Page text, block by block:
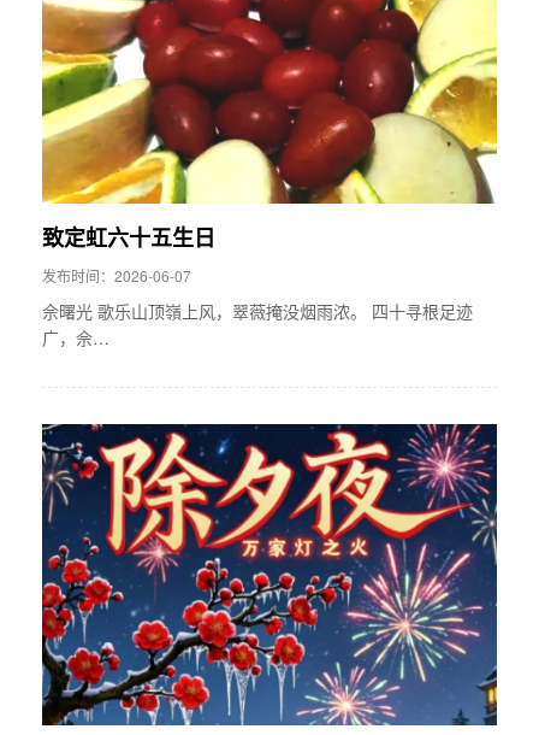
致定虹六十五生日
发布时间：2026-06-07
佘曙光 歌乐山顶嶺上风，翠薇掩没烟雨浓。 四十寻根足迹
广，佘…